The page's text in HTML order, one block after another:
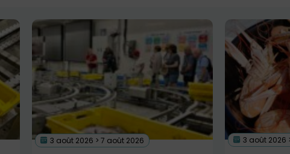
3 août 2026 > 7 août 2026 3 août 2026